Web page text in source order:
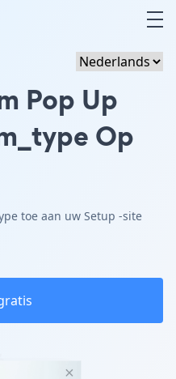
Pop Up
Op
toe aan uw Setup -site